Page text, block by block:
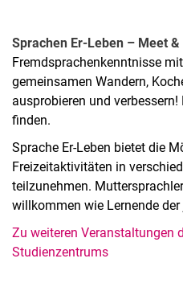
Spra­chen Er-Le­­ben – Meet &
Fremdsprachenkenntnisse
ge­mein­sa­men Wan­dern,
ausprobieren und
finden.
Sprache Er-Leben bietet die
Freizeitaktivitäten in
teilzunehmen.
willkommen wie Lernende
Zu weiteren Veranstaltungen
Studienzentrums